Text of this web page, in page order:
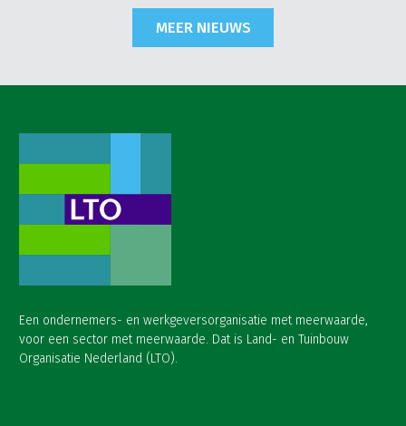
MEER NIEUWS
Een ondernemers- en werkgeversorganisatie met meerwaarde,
voor een sector met meerwaarde. Dat is Land- en Tuinbouw
Organisatie Nederland (LTO).